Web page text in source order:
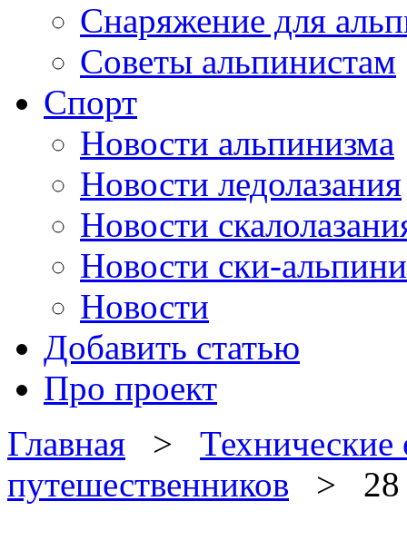
Снаряжение для
Советы альпинистам
Спорт
Новости альпинизма
Новости ледолазания
Новости
Новости ски-
Новости
Добавить статью
Про проект
Главная > Технические
путешественников > 28